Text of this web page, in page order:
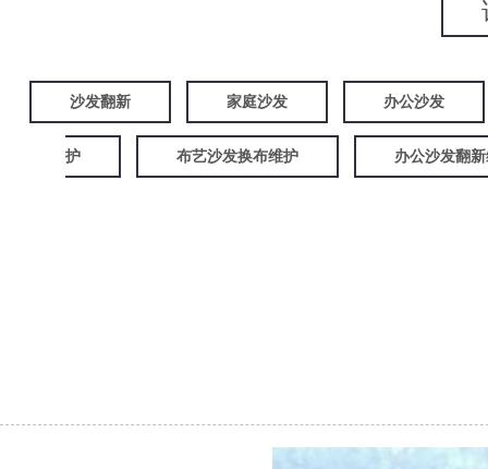
沙发翻新 家庭沙发 办公沙发
护 布艺沙发换布维护 办公沙发翻